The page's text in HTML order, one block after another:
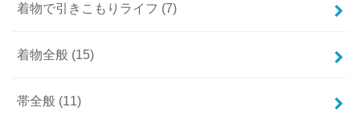
着物で引きこもりライフ (7)
着物全般 (15)
帯全般 (11)